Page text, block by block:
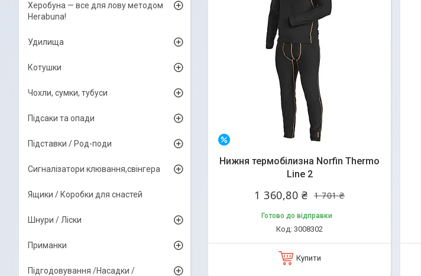
Нижня термобілизна Norfin Thermo
Line 2
1 701 ₴
1 360,80 ₴
Готово до відправки
3008302
Купити
Херобуна — все для лову методом
Herabuna!
Удилища
Котушки
Чохли, сумки, тубуси
Підсаки та опади
Підставки / Род-поди
Сигналізатори клювання,свінгера
Ящики / Коробки для снастей
Шнури / Ліски
Приманки
Підгодовування /Насадки /